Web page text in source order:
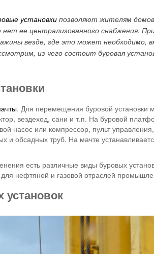
установки позволяют жителям
нет ее централизованного снабжения.
везде, где это может необходимо,
из чего состоит буровая
. Для перемещения буровой установки
вездеход, сани и т.п. На буровой
насос или компрессор, пульт
и обсадных труб. На мачте
есть различные виды буровых
нефтяной и газовой отраслей